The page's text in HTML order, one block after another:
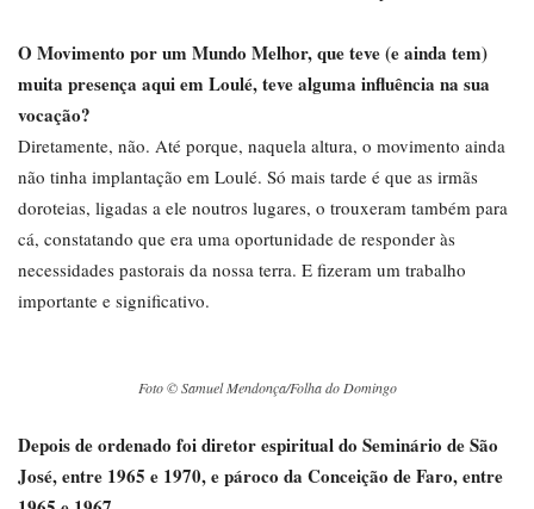
O Movimento por um Mundo Melhor, que teve (e ainda tem)
muita presença aqui em Loulé, teve alguma influência na sua
vocação?
Diretamente, não. Até porque, naquela altura, o movimento ainda
não tinha implantação em Loulé. Só mais tarde é que as irmãs
doroteias, ligadas a ele noutros lugares, o trouxeram também para
cá, constatando que era uma oportunidade de responder às
necessidades pastorais da nossa terra. E fizeram um trabalho
importante e significativo.
Foto © Samuel Mendonça/Folha do Domingo
Depois de ordenado foi diretor espiritual do Seminário de São
José, entre 1965 e 1970, e pároco da Conceição de Faro, entre